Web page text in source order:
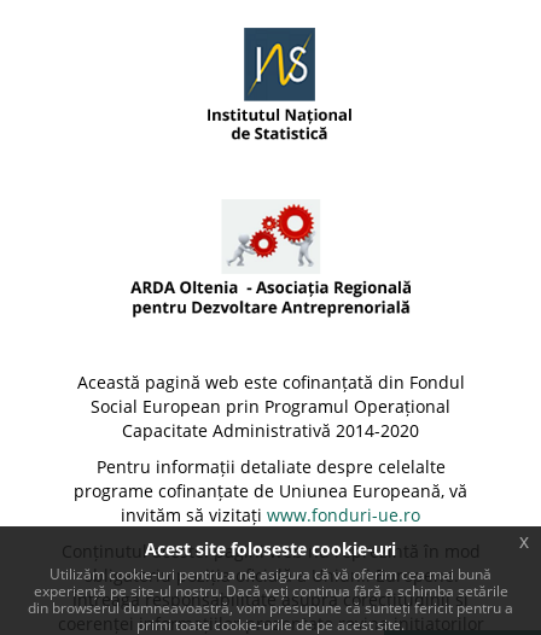
Această pagină web este cofinanțată din Fondul
Social European prin Programul Operațional
Capacitate Administrativă 2014-2020
Pentru informații detaliate despre celelalte
programe cofinanțate de Uniunea Europeană, vă
invităm să vizitați www.fonduri-ue.ro
Conținutul acestei pagini web nu reprezintă în mod
obligatoriu poziția oficială a Uniunii Europene.
Întreaga responsabilitate asupra corectitudinii și
coerenței informațiilor prezentate revine inițiatorilor
Acest site foloseste cookie-uri
Utilizăm cookie-uri pentru a ne asigura că vă oferim cea mai bună
experiență pe site-ul nostru. Dacă veți continua fără a schimba setările
din browserul dumneavoastră, vom presupune că sunteți fericit pentru a
primi toate cookie-urile de pe acest site.
x